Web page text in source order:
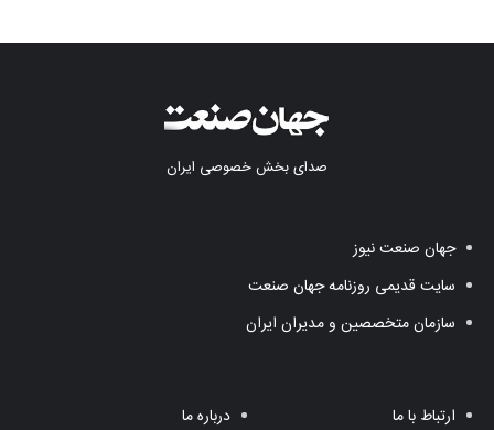
صدای بخش خصوصی ایران
جهان صنعت نیوز
سایت قدیمی روزنامه جهان صنعت
سازمان متخصصین و مدیران ایران
ارتباط با ما درباره ما